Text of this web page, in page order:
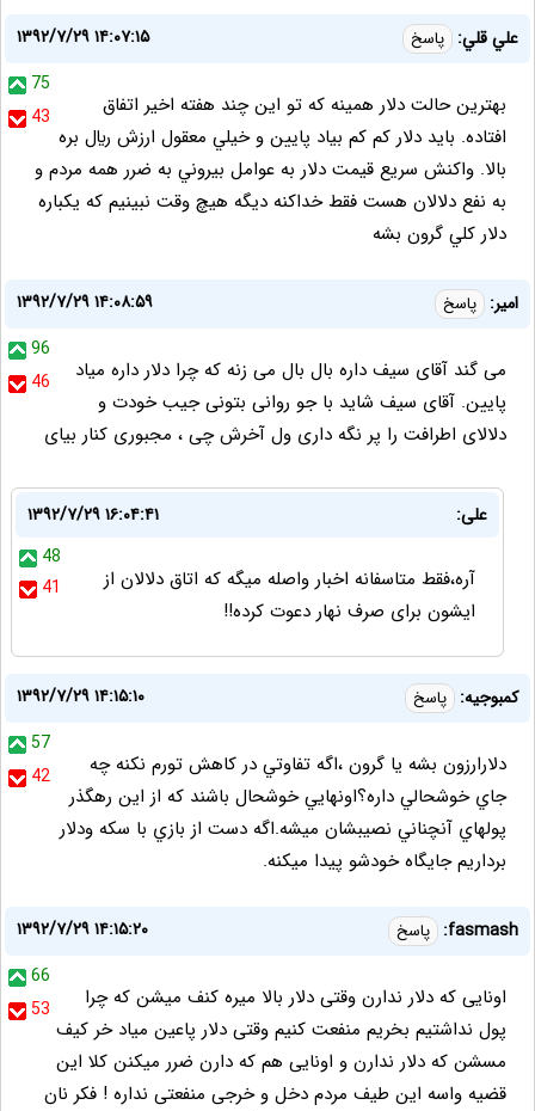
علي قلي: پاسخ
۱۳۹۲/۷/۲۹ ۱۴:۰۷:۱۵
75
43
بهترين حالت دلار همينه كه تو اين چند هفته اخير اتفاق
افتاده. بايد دلار كم كم بياد پايين و خيلي معقول ارزش ريال بره
بالا. واكنش سريع قيمت دلار به عوامل بيروني به ضرر همه مردم و
به نفع دلالان هست فقط خداكنه ديگه هيچ وقت نبينيم كه يكباره
دلار كلي گرون بشه
امیر: پاسخ
۱۳۹۲/۷/۲۹ ۱۴:۰۸:۵۹
96
46
می گند آقای سیف داره بال بال می زنه که چرا دلار داره میاد
پایین. آقای سیف شاید با جو روانی بتونی جیب خودت و
دلالای اطرافت را پر نگه داری ول آخرش چی ، مجبوری کنار بیای
علی:
۱۳۹۲/۷/۲۹ ۱۶:۰۴:۴۱
48
41
آره،فقط متاسفانه اخبار واصله میگه که اتاق دلالان از
ایشون برای صرف نهار دعوت کرده!!
كمبوجيه: پاسخ
۱۳۹۲/۷/۲۹ ۱۴:۱۵:۱۰
57
42
دلارارزون بشه يا گرون ،اگه تفاوتي در كاهش تورم نكنه چه
جاي خوشحالي داره؟اونهايي خوشحال باشند كه از اين رهگذر
پولهاي آنچناني نصيبشان ميشه.اگه دست از بازي با سكه ودلار
برداريم جايگاه خودشو پيدا ميكنه.
fasmash: پاسخ
۱۳۹۲/۷/۲۹ ۱۴:۱۵:۲۰
66
53
اونایی که دلار ندارن وقتی دلار بالا میره کنف میشن که چرا
پول نداشتیم بخریم منفعت کنیم وقتی دلار پاعین میاد خر کیف
مسشن که دلار ندارن و اونایی هم که دارن ضرر میکنن کلا این
قضیه واسه این طیف مردم دخل و خرجی منفعتی نداره ! فکر نان